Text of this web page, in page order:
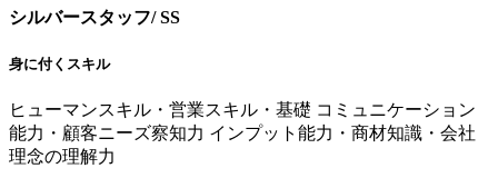
シルバースタッフ/SS
身に付くスキル
ヒューマンスキル・営業スキル・基礎 コミュニケーション
能力・顧客ニーズ察知力 インプット能力・商材知識・会社
理念の理解力